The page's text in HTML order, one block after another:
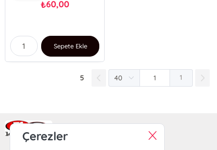
₺60,00
Sepete Ekle
5 1
Ra Yayın Kitabevi
Çerezler